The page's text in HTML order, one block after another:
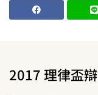
2017 理律盃